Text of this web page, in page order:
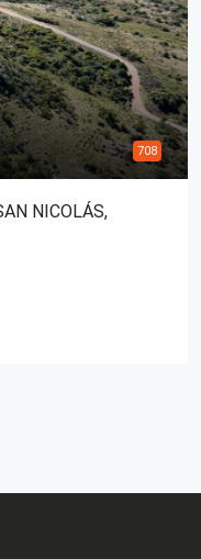
708
NICOLÁS,